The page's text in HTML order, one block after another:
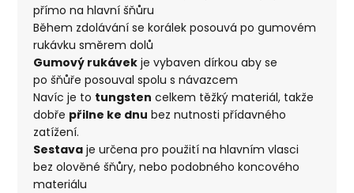
přímo na hlavní šňůru
Během zdolávání se korálek posouvá po gumovém
rukávku směrem dolů
Gumový rukávek je vybaven dírkou aby se
po šňůře posouval spolu s návazcem
Navíc je to tungsten celkem těžký materiál, takže
dobře přilne ke dnu bez nutnosti přídavného
zatížení.
Sestava je určena pro použití na hlavním vlasci
bez olověné šňůry, nebo podobného koncového
materiálu